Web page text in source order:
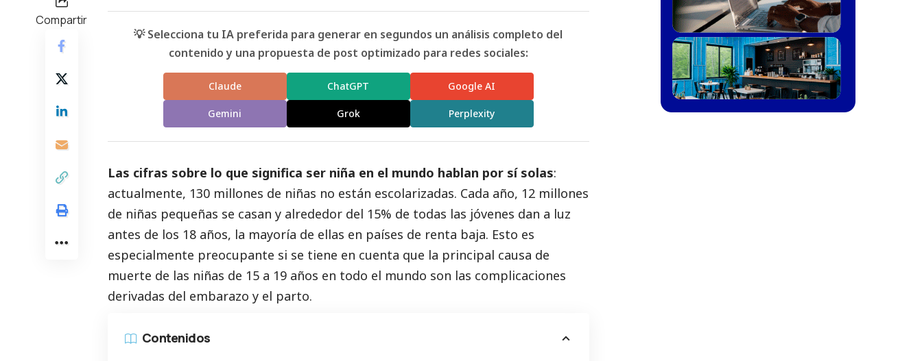
Compartir
💡 Selecciona tu IA preferida para generar en segundos un análisis completo del
contenido y una propuesta de post optimizado para redes sociales:
Claude ChatGPT Google AI
Gemini Grok Perplexity
Las cifras sobre lo que significa ser niña en el mundo hablan por sí solas:
actualmente, 130 millones de niñas no están escolarizadas. Cada año, 12 millones
de niñas pequeñas se casan y alrededor del 15% de todas las jóvenes dan a luz
antes de los 18 años, la mayoría de ellas en países de renta baja. Esto es
especialmente preocupante si se tiene en cuenta que la principal causa de
muerte de las niñas de 15 a 19 años en todo el mundo son las complicaciones
derivadas del embarazo y el parto.
Contenidos